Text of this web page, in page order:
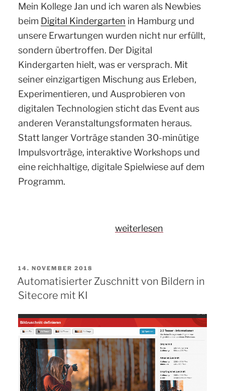
Mein Kollege Jan und ich waren als Newbies
beim Digital Kindergarten in Hamburg und
unsere Erwartungen wurden nicht nur erfüllt,
sondern übertroffen. Der Digital
Kindergarten hielt, was er versprach. Mit
seiner einzigartigen Mischung aus Erleben,
Experimentieren, und Ausprobieren von
digitalen Technologien sticht das Event aus
anderen Veranstaltungsformaten heraus.
Statt langer Vorträge standen 30-minütige
Impulsvorträge, interaktive Workshops und
eine reichhaltige, digitale Spielwiese auf dem
Programm.
„Digital
der
ist
Programm“
weiterlesen
VERÖFFENTLICHT
AM
14. NOVEMBER 2018
Automatisierter Zuschnitt von Bildern in
Sitecore mit KI